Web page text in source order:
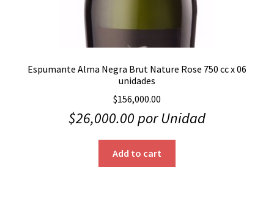
Espumante Alma Negra Brut Nature Rose 750 cc x 06
unidades
$156,000.00
$26,000.00por Unidad
Add to cart